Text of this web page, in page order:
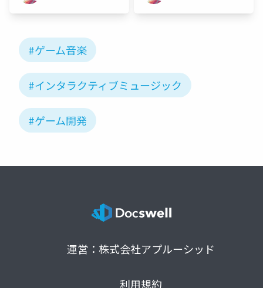
#ゲーム音楽
#インタラクティブミュージック
#ゲーム開発
運営：株式会社アプルーシッド
利用規約